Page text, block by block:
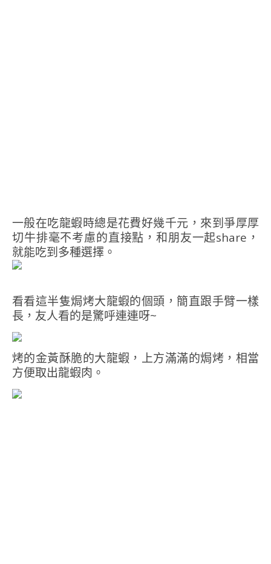
一般在吃龍蝦時總是花費好幾千元，來到爭厚厚
切牛排毫不考慮的直接點，和朋友一起share，
就能吃到多種選擇。
看看這半隻焗烤大龍蝦的個頭，簡直跟手臂一樣
長，友人看的是驚呼連連呀~
烤的金黃酥脆的大龍蝦，上方滿滿的焗烤，相當
方便取出龍蝦肉。